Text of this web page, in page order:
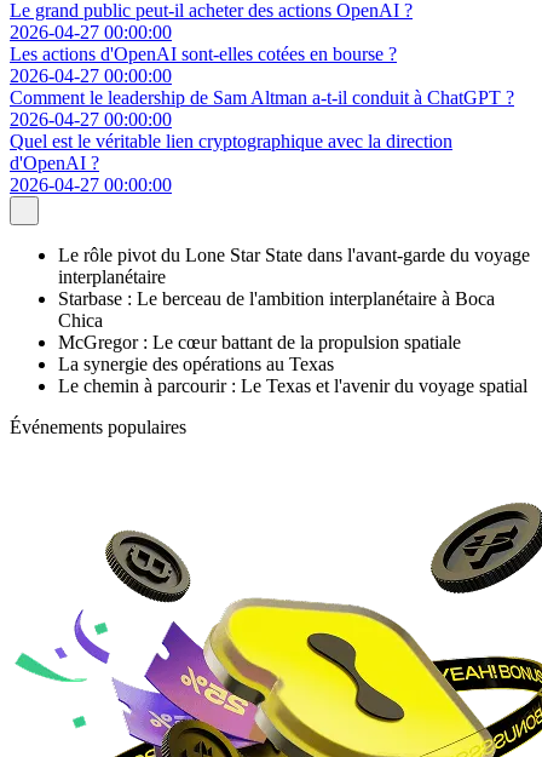
Le grand public peut-il acheter des actions OpenAI ?
2026-04-27 00:00:00
Les actions d'OpenAI sont-elles cotées en bourse ?
2026-04-27 00:00:00
Comment le leadership de Sam Altman a-t-il conduit à ChatGPT ?
2026-04-27 00:00:00
Quel est le véritable lien cryptographique avec la direction
d'OpenAI ?
2026-04-27 00:00:00
Le rôle pivot du Lone Star State dans l'avant-garde du voyage
interplanétaire
Starbase : Le berceau de l'ambition interplanétaire à Boca
Chica
McGregor : Le cœur battant de la propulsion spatiale
La synergie des opérations au Texas
Le chemin à parcourir : Le Texas et l'avenir du voyage spatial
Événements populaires